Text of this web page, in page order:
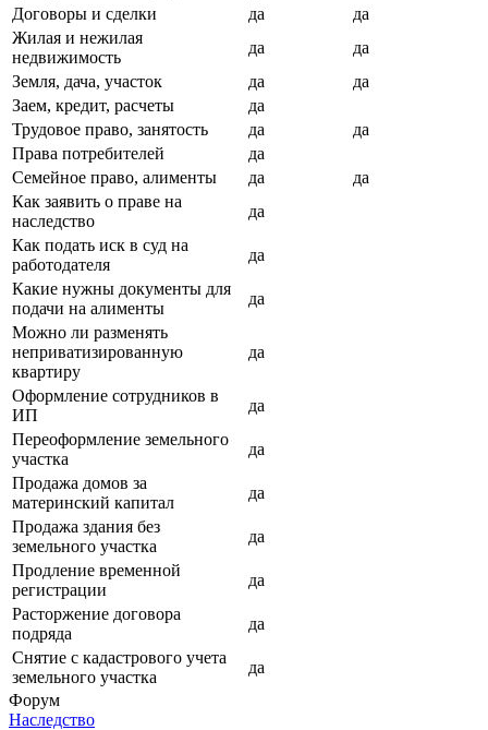
Договоры и сделки
да
да
Жилая и нежилая
недвижимость
да
да
Земля, дача, участок
да
да
Заем, кредит, расчеты
да
Трудовое право, занятость
да
да
Права потребителей
да
Семейное право, алименты
да
да
Как заявить о праве на
наследство
да
Как подать иск в суд на
работодателя
да
Какие нужны документы для
подачи на алименты
да
Можно ли разменять
неприватизированную
квартиру
да
Оформление сотрудников в
ИП
да
Переоформление земельного
участка
да
Продажа домов за
материнский капитал
да
Продажа здания без
земельного участка
да
Продление временной
регистрации
да
Расторжение договора
подряда
да
Снятие с кадастрового учета
земельного участка
да
Форум
Наследство